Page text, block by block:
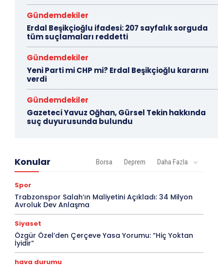
Gündemdekiler
Erdal Beşikçioğlu ifadesi: 207 sayfalık sorguda
tüm suçlamaları reddetti
Gündemdekiler
Yeni Parti mi CHP mi? Erdal Beşikçioğlu kararını
verdi
Gündemdekiler
Gazeteci Yavuz Oğhan, Gürsel Tekin hakkında
suç duyurusunda bulundu
Konular Borsa Deprem Daha Fazla
Spor
Trabzonspor Salah’ın Maliyetini Açıkladı: 34 Milyon
Avroluk Dev Anlaşma
Siyaset
Özgür Özel’den Çerçeve Yasa Yorumu: “Hiç Yoktan
İyidir”
hava durumu